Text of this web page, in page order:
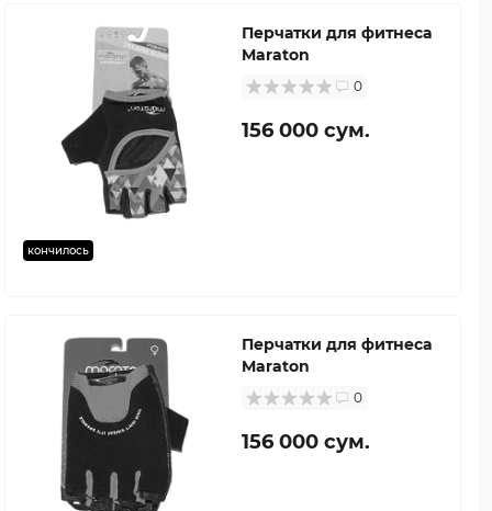
кончилось
Перчатки для фитнеса
Maraton
0
156 000 сум.
Перчатки для фитнеса
Maraton
0
156 000 сум.